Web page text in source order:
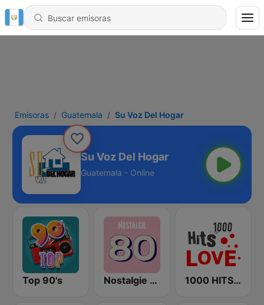
Emisoras Guatemala Su Voz Del Hogar
Su Voz Del Hogar
Guatemala - Online
Top 90's Nostalgie 80 1000 HITS Love